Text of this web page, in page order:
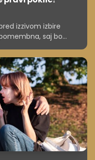
izzivom izbire
saj bo
ki bodo mladostnikom